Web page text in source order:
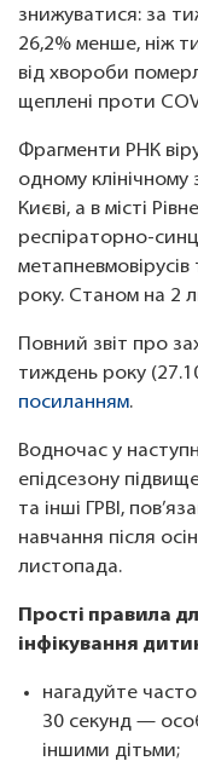
знижуватися: за
26,2% менше, ніж
від хвороби
щеплені проти
Фрагменти РНК
одному
Києві, а в місті
респіраторно-
року. Станом на 2
Повний звіт про
тиждень року
посиланням.
Водночас у
епідсезону
та інші ГРВІ,
навчання після
листопада.
Прості правила
інфікування
нагадуйте
30 секунд —
іншими дітьми;